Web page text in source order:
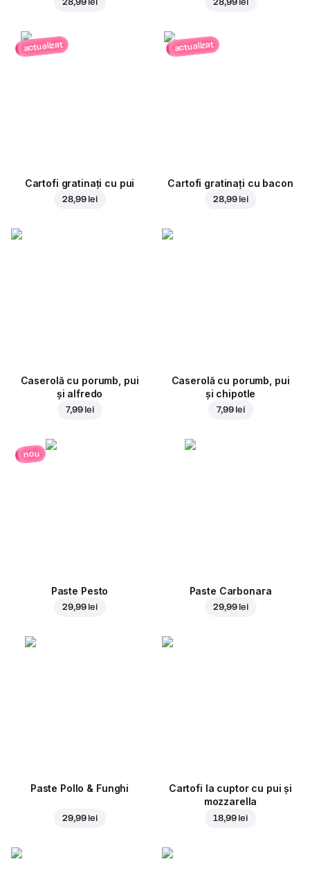
actualizat
Cartofi gratinați cu pui
28,99 lei
actualizat
Cartofi gratinați cu bacon
28,99 lei
Caserolă cu porumb, pui
și alfredo
7,99 lei
Caserolă cu porumb, pui
și chipotle
7,99 lei
nou
Paste Pesto
29,99 lei
Paste Carbonara
29,99 lei
Paste Pollo & Funghi
29,99 lei
Cartofi la cuptor cu pui și
mozzarella
18,99 lei